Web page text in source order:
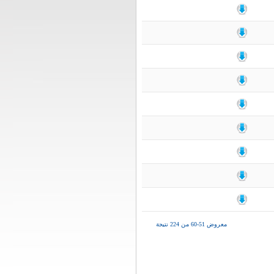
معروض 51-60 من 224 نتيجة